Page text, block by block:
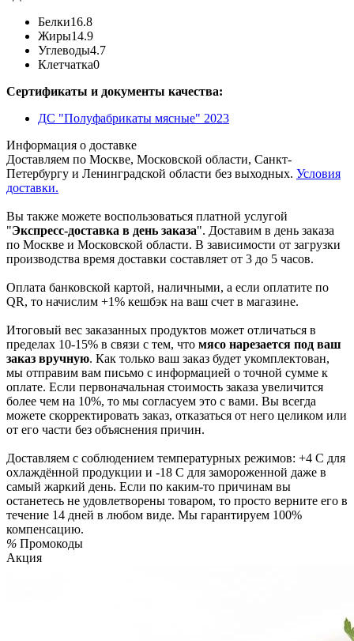
Белки16.8
Жиры14.9
Углеводы4.7
Клетчатка0
Сертификаты и документы качества:
ДС "Полуфабрикаты мясные" 2023
Информация о доставке
Доставляем по Москве, Московской области, Санкт-
Петербургу и Ленинградской области без выходных. Условия
доставки.
Вы также можете воспользоваться платной услугой
"Экспресс-доставка в день заказа". Доставим в день заказа
по Москве и Московской области. В зависимости от загрузки
производства время доставки составляет от 3 до 5 часов.
Оплата банковской картой, наличными, а если оплатите по
QR, то начислим +1% кешбэк на ваш счет в магазине.
Итоговый вес заказанных продуктов может отличаться в
пределах 10-15% в связи с тем, что мясо нарезается под ваш
заказ вручную. Как только ваш заказ будет укомплектован,
мы отправим вам письмо с информацией о точной сумме к
оплате. Если первоначальная стоимость заказа увеличится
более чем на 10%, то мы согласуем это с вами. Вы всегда
можете скорректировать заказ, отказаться от него целиком или
от его части без объяснения причин.
Доставляем с соблюдением температурных режимов: +4 С для
охлаждённой продукции и -18 С для замороженной даже в
самый жаркий день. Если по каким-то причинам вы
останетесь не удовлетворены товаром, то просто верните его в
течение 14 дней в любом виде. Мы гарантируем 100%
компенсацию.
% Промокоды
Акция